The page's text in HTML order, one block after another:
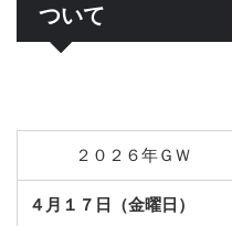
ついて
２０２６年ＧＷ
４月１７日（金曜日）